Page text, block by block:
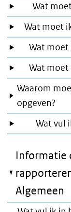
Wat
Wat moet
Wat moet
Wat moet
Waarom
opgeven?
Wat vul
Informatie
Algemeen